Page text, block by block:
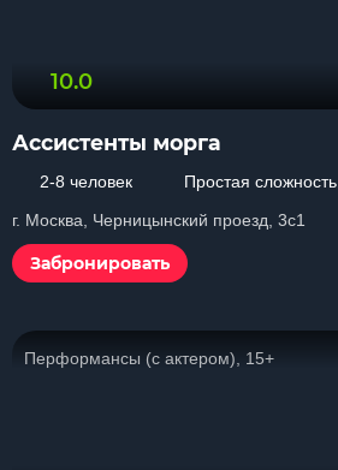
10.0
Ассистенты морга
2-8 человек
Простая сложность
г. Москва, Черницынский проезд, 3с1
Забронировать
Перформансы (с актером), 15+